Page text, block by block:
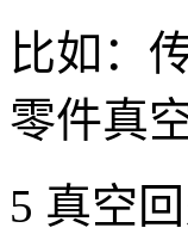
比如：
零件真
5 真空